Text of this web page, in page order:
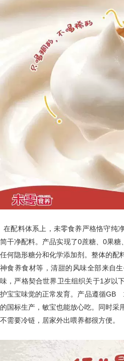
在配料体系上，未零食养严格恪守纯
简干净配料。产品实现了0蔗糖、0果
任何隐形糖分和化学添加剂。整体的配
神食养食材等，清甜的风味全部来自
味，严格契合世界卫生组织关于1岁以
护宝宝味觉的正常发育。产品遵循GB
的国标生产，敏宝也能放心吃。同时采
不需要冷链，居家外出喂养都很方便。